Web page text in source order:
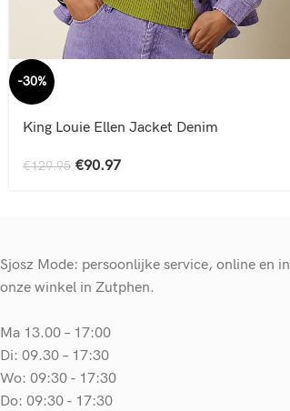
-30%
King Louie Ellen Jacket Denim
€129.95 €90.97
Sjosz Mode: persoonlijke service, online en in
onze winkel in Zutphen.
Ma 13.00 – 17:00
Di: 09.30 – 17:30
Wo: 09:30 - 17:30
Do: 09:30 - 17:30